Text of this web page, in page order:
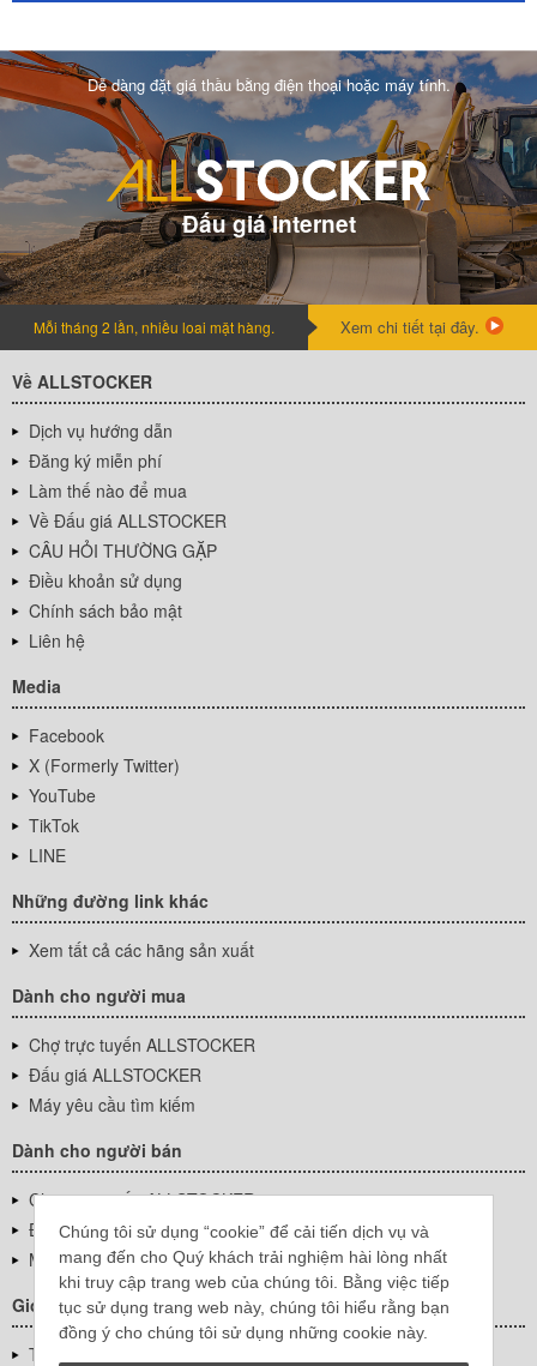
Chúng tôi sử dụng “cookie” để cải tiến dịch vụ và
mang đến cho Quý khách trải nghiệm hài lòng nhất
khi truy cập trang web của chúng tôi. Bằng việc tiếp
tục sử dụng trang web này, chúng tôi hiểu rằng bạn
đồng ý cho chúng tôi sử dụng những cookie này.
Dễ dàng đặt giá thầu bằng điện thoại hoặc máy tính.
Đấu giá internet
Mỗi tháng 2 lần, nhiều loai mặt hàng. Xem chi tiết tại đây.
Về ALLSTOCKER
Dịch vụ hướng dẫn
Đăng ký miễn phí
Làm thế nào để mua
Về Đấu giá ALLSTOCKER
CÂU HỎI THƯỜNG GẶP
Điều khoản sử dụng
Chính sách bảo mật
Liên hệ
Media
Facebook
X (Formerly Twitter)
YouTube
TikTok
LINE
Những đường link khác
Xem tất cả các hãng sản xuất
Dành cho người mua
Chợ trực tuyến ALLSTOCKER
Đấu giá ALLSTOCKER
Máy yêu cầu tìm kiếm
Dành cho người bán
Chợ trực tuyến ALLSTOCKER
Đấu giá ALLSTOCKER
Máy yêu cầu tìm kiếm
Giới thiệu công ty
Thông tin về doanh nghiệp